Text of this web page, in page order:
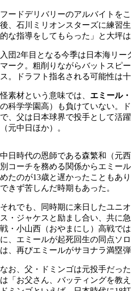
フードデリバリーのアルバイトを
後、石川ミリオンスターズに練習
的な指導をしてもらった」と大坪は
入団2年目となる今季は日本海リー
マーク。粗削りながらバットスピ
ス。ドラフト指名される可能性は十
怪素材という意味では、 エミール
の科学学園高）も負けていない。
で、父は日本球界で投手として活
（元中日ほか）。
中日時代の恩師である森繁和（元
別コーチを務める関係からエミー
めたのが13歳と遅かったこともあ
できず苦しんだ時期もあった。
それでも、同時期に来日したユニ
ス・ジャケスと励まし合い、共に
戦・小山西（おやまにし）高戦で
に、エミールが起死回生の同点ソ
は、再びエミールがサヨナラ満塁弾
なお、父・ドミンゴは元投手だっ
は「お父さん、バッティングを教